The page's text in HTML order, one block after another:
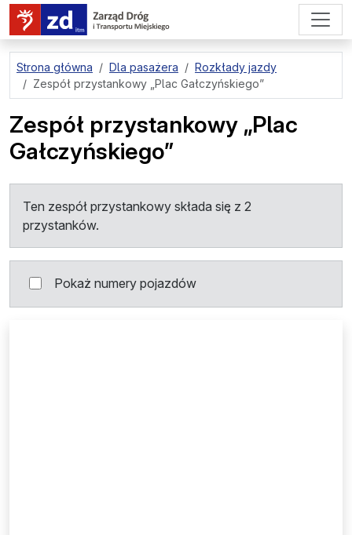
przejdź do treści strony
Strona główna Dla pasażera
Rozkłady jazdy
Zespół przystankowy „Plac Gałczyńskiego”
Zespół przystankowy „Plac
Gałczyńskiego”
Ten zespół przystankowy składa się z 2
przystanków.
Pokaż numery pojazdów